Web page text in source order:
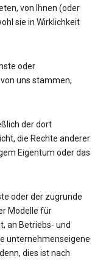
von Ihnen (oder
sie in Wirklichkeit
oder
uns stammen,
der dort
die Rechte anderer
Eigentum oder das
oder der zugrunde
Modelle für
an Betriebs- und
unternehmenseigene
dies ist nach